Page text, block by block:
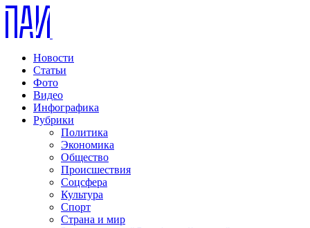
Новости
Статьи
Фото
Видео
Инфографика
Рубрики
Политика
Экономика
Общество
Происшествия
Соцсфера
Культура
Спорт
Страна и мир